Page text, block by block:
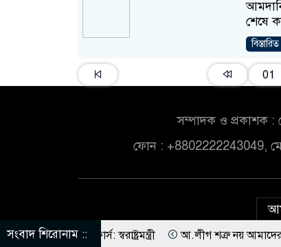
শেষে
বিস্তারিত
01
সম্পাদক ও প্রকাশক :
ফোন : +8802222243049,
সংবাদ শিরোনাম ::
ট্রাস্কফোর্স: স্বরাষ্ট্রমন্ত্রী আ.লীগ শত্রু নয় আমাদের মিত্র,